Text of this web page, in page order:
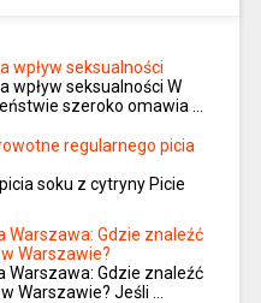
wpływ seksualności
wpływ seksualności W
szeroko omawia …
regularnego picia
soku z cytryny Picie
Warszawa: Gdzie znaleźć
Warszawie?
Warszawa: Gdzie znaleźć
Warszawie? Jeśli …